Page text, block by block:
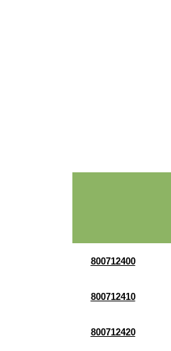
800712400
800712410
800712420